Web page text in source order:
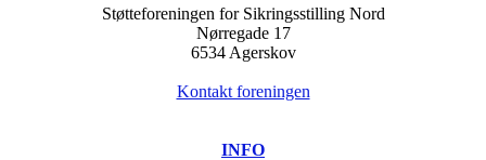
Støtteforeningen for Sikringsstilling Nord
Nørregade 17
6534 Agerskov
Kontakt foreningen
INFO